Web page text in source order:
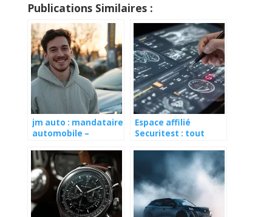
Publications Similaires :
jm auto : mandataire
automobile –
d’occasion, remises
et avis 2025
Espace affilié
Securitest : tout
et profiter du réseau